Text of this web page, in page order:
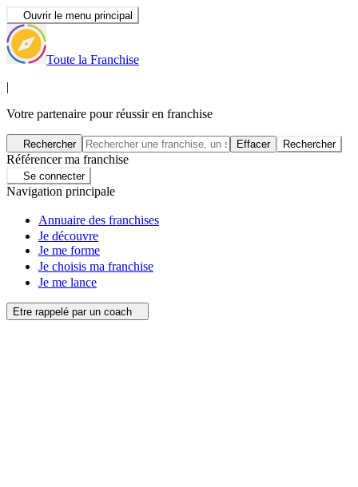
Ouvrir le menu principal
Toute la Franchise
|
Votre partenaire pour réussir en franchise
Rechercher Effacer Rechercher
Référencer ma franchise
Se connecter
Navigation principale
Annuaire des franchises
Je découvre
Je me forme
Je choisis ma franchise
Je me lance
Etre rappelé par un coach